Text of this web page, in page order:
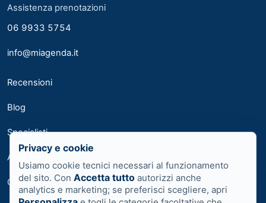
Assistenza prenotazioni
06 9933 5754
info@miagenda.it
Recensioni
Blog
Specialisti
Area medici
Contatti
Privacy e cookie
Usiamo cookie tecnici necessari al funzionamento
del sito. Con Accetta tutto autorizzi anche
analytics e marketing; se preferisci scegliere, apri